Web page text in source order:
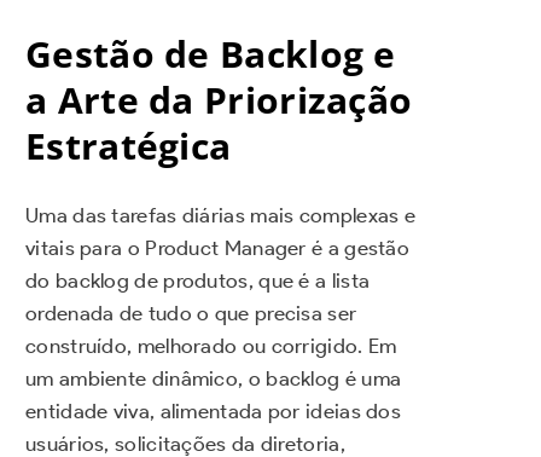
Gestão de Backlog e
a Arte da Priorização
Estratégica
Uma das tarefas diárias mais complexas e
vitais para o Product Manager é a gestão
do backlog de produtos, que é a lista
ordenada de tudo o que precisa ser
construído, melhorado ou corrigido. Em
um ambiente dinâmico, o backlog é uma
entidade viva, alimentada por ideias dos
usuários, solicitações da diretoria,